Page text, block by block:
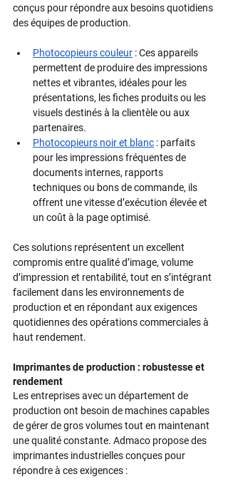
conçus pour répondre aux besoins quotidiens
des équipes de production.
Photocopieurs couleur : Ces appareils
permettent de produire des impressions
nettes et vibrantes, idéales pour les
présentations, les fiches produits ou les
visuels destinés à la clientèle ou aux
partenaires.
Photocopieurs noir et blanc : parfaits
pour les impressions fréquentes de
documents internes, rapports
techniques ou bons de commande, ils
offrent une vitesse d’exécution élevée et
un coût à la page optimisé.
Ces solutions représentent un excellent
compromis entre qualité d’image, volume
d’impression et rentabilité, tout en s’intégrant
facilement dans les environnements de
production et en répondant aux exigences
quotidiennes des opérations commerciales à
haut rendement.
Imprimantes de production : robustesse et
rendement
Les entreprises avec un département de
production ont besoin de machines capables
de gérer de gros volumes tout en maintenant
une qualité constante. Admaco propose des
imprimantes industrielles conçues pour
répondre à ces exigences :